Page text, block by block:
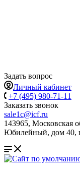
Задать вопрос
Личный кабинет
+7 (495) 980-71-11
Заказать звонок
sale1c@icf.ru
143965, Московская
Юбилейный, дом 40,